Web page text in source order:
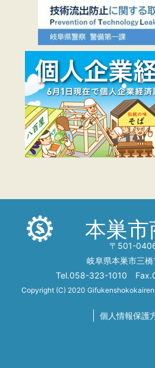
本巣市
〒501-
岐阜県本巣市三
Tel.058-323-1010
Copyright (C) 2020
個人情報保護